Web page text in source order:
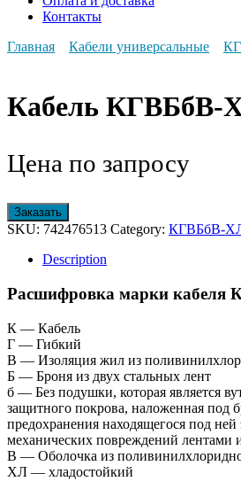
Контакты
Главная
Кабели универсальные
Кабель КГВБбВ-
Цена по запросу
Заказать
SKU: 742476513 Category: КГВБбВ-
Description
Расшифровка марки кабеля
К — Кабель
Г — Гибкий
В — Изоляция жил из
Б — Броня из двух стальных лент
б — Без подушки, которая является
защитного покрова, наложенная под
предохранения находящегося под ней
механических повреждений лентами
В — Оболочка из
ХЛ — хладостойкий